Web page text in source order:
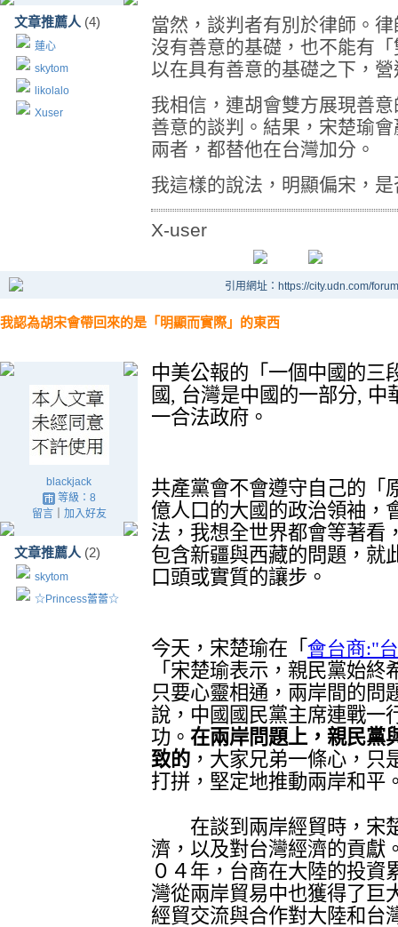
文章推薦人 (4)
蓮心
skytom
likolalo
Xuser
當然，談判者有別於律師。
沒有善意的基礎，也不能有
以在具有善意的基礎之下，
我相信，連胡會雙方展現善
善意的談判。結果，宋楚瑜
兩者，都替他在台灣加分。
我這樣的說法，明顯偏宋，
X-user
引用網址：https://city.udn.com/
我認為胡宋會帶回來的是「明顯而實際」的東西
blackjack
等級：8
留言｜ 加入好友
文章推薦人 (2)
skytom
☆Princess蕾蕾☆
中美公報的「一個中國的三
國 , 台灣是中國的一部分, 中
一合法政府。
共產黨會不會遵守自己的「
億人口的大國的政治領袖，
法，我想全世界都會等著看
包含新疆與西藏的問題，就
口頭或實質的讓步。
今天，宋楚瑜在「 會台商:"
「 宋楚瑜表示，親民黨始終
只要心靈相通，兩岸間的問
說，中國國民黨主席連戰一
功。 在兩岸問題上，親民黨
致的 ，大家兄弟一條心，
打拼，堅定地推動兩岸和平
在談到兩岸經貿時，宋
濟，以及對台灣經濟的貢獻
０４年，台商在大陸的投資
灣從兩岸貿易中也獲得了巨
經貿交流與合作對大陸和台